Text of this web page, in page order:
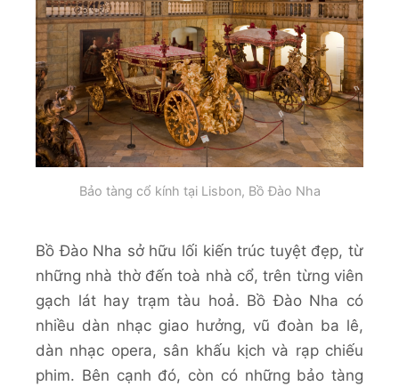
Bảo tàng cổ kính tại Lisbon, Bồ Đào Nha
Bồ Đào Nha sở hữu lối kiến trúc tuyệt đẹp, từ
những nhà thờ đến toà nhà cổ, trên từng viên
gạch lát hay trạm tàu hoả. Bồ Đào Nha có
nhiều dàn nhạc giao hưởng, vũ đoàn ba lê,
dàn nhạc opera, sân khấu kịch và rạp chiếu
phim. Bên cạnh đó, còn có những bảo tàng